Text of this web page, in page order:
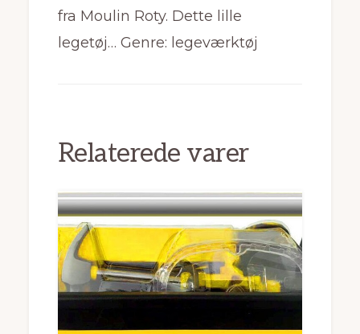
fra Moulin Roty. Dette lille
legetøj… Genre: legeværktøj
Relaterede varer